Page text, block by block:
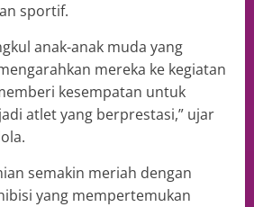
sportif.
anak-anak muda yang
mereka ke kegiatan
kesempatan untuk
atlet yang berprestasi,” ujar
semakin meriah dengan
yang mempertemukan